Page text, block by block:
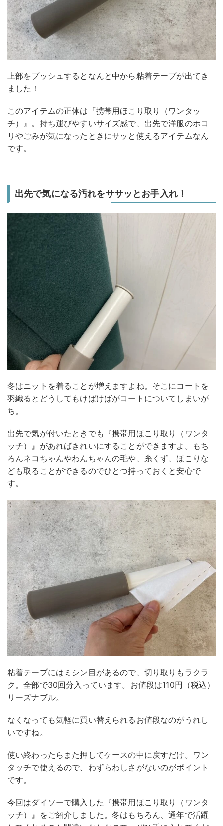
上部をプッシュするとなんと中から粘着テープが出てき
ました！
このアイテムの正体は『携帯用ほこり取り（ワンタッ
チ）』。持ち運びやすいサイズ感で、出先で洋服のホコ
リやごみが気になったときにサッと使えるアイテムなん
です。
出先で気になる汚れをササッとお手入れ！
冬はニットを着ることが増えますよね。そこにコートを
羽織るとどうしてもけばけばがコートについてしまいが
ち。
出先で気が付いたときでも『携帯用ほこり取り（ワンタ
ッチ）』があればきれいにすることができますよ。もち
ろんネコちゃんやわんちゃんの毛や、糸くず、ほこりな
ども取ることができるのでひとつ持っておくと安心で
す。
粘着テープにはミシン目があるので、切り取りもラクラ
ク。全部で30回分入っています。お値段は110円（税込）
リーズナブル。
なくなっても気軽に買い替えられるお値段なのがうれし
いですね。
使い終わったらまた押してケースの中に戻すだけ。ワン
タッチで使えるので、わずらわしさがないのがポイント
です。
今回はダイソーで購入した『携帯用ほこり取り（ワンタ
ッチ）』をご紹介しました。冬はもちろん、通年で活躍